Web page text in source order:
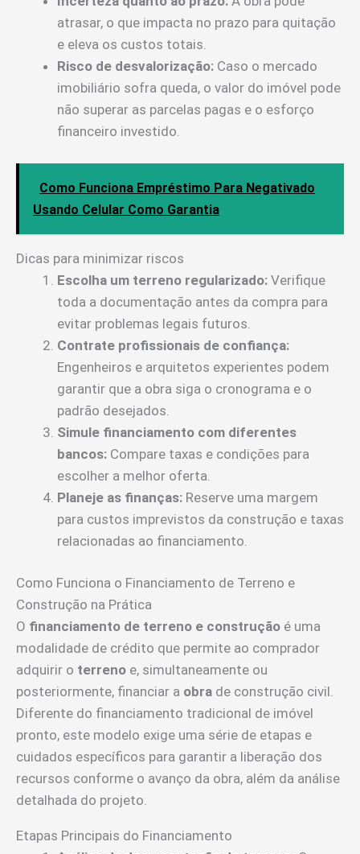
atrasar, o que impacta no prazo para quitação
e eleva os custos totais.
Risco de desvalorização: Caso o mercado
imobiliário sofra queda, o valor do imóvel pode
não superar as parcelas pagas e o esforço
financeiro investido.
Como Funciona Empréstimo Para Negativado
Usando Celular Como Garantia
Dicas para minimizar riscos
Escolha um terreno regularizado: Verifique
toda a documentação antes da compra para
evitar problemas legais futuros.
Contrate profissionais de confiança:
Engenheiros e arquitetos experientes podem
garantir que a obra siga o cronograma e o
padrão desejados.
Simule financiamento com diferentes
bancos: Compare taxas e condições para
escolher a melhor oferta.
Planeje as finanças: Reserve uma margem
para custos imprevistos da construção e taxas
relacionadas ao financiamento.
Como Funciona o Financiamento de Terreno e
Construção na Prática
O financiamento de terreno e construção é uma
modalidade de crédito que permite ao comprador
adquirir o terreno e, simultaneamente ou
posteriormente, financiar a obra de construção civil.
Diferente do financiamento tradicional de imóvel
pronto, este modelo exige uma série de etapas e
cuidados específicos para garantir a liberação dos
recursos conforme o avanço da obra, além da análise
detalhada do projeto.
Etapas Principais do Financiamento